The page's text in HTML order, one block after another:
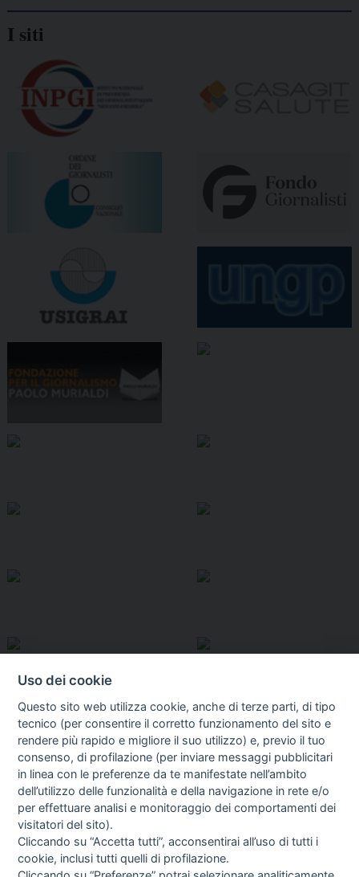
I siti
I libri Vedi tutti
Uso dei cookie
Questo sito web utilizza cookie, anche di terze parti, di tipo
tecnico (per consentire il corretto funzionamento del sito e
rendere più rapido e migliore il suo utilizzo) e, previo il tuo
consenso, di profilazione (per inviare messaggi pubblicitari
in linea con le preferenze da te manifestate nell’ambito
dell’utilizzo delle funzionalità e della navigazione in rete e/o
per effettuare analisi e monitoraggio dei comportamenti dei
visitatori del sito).
Cliccando su “Accetta tutti”, acconsentirai all’uso di tutti i
cookie, inclusi tutti quelli di profilazione.